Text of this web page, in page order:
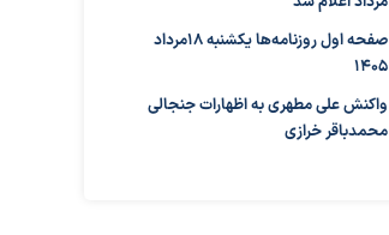
صفحه اول روزنامه‌ها یکشنبه 18مرداد
1405
واکنش علی مطهری به اظهارات جنجالی
محمدباقر خرازی